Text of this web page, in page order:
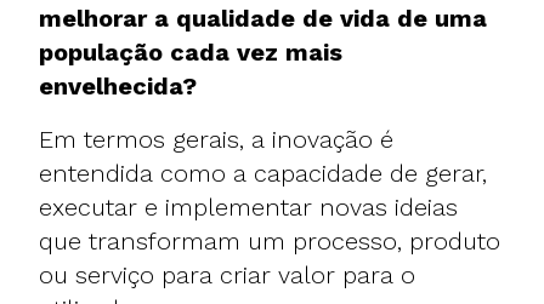
melhorar a qualidade de vida de uma
população cada vez mais
envelhecida?
Em termos gerais, a inovação é
entendida como a capacidade de gerar,
executar e implementar novas ideias
que transformam um processo, produto
ou serviço para criar valor para o